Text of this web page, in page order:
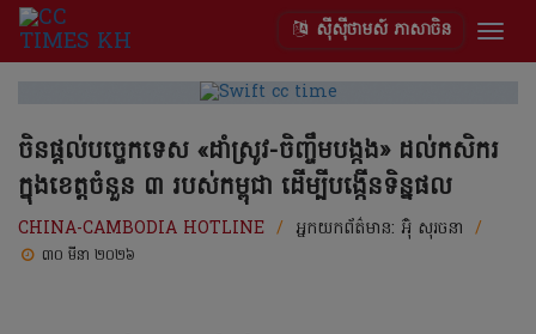
ស៊ីស៊ីថាមស៍ ភាសាចិន
ចិនផ្ដល់បច្ចេកទេស «ដាំស្រូវ-ចិញ្ចឹមបង្កង» ដល់កសិករ
ក្នុងខេត្តចំនួន ៣ របស់កម្ពុជា ដើម្បីបង្កើនទិន្នផល
CHINA-CAMBODIA HOTLINE / អ្នកយកព័ត៌មាន: អ៊ុំ សុរចនា /
៣០ មីនា ២០២៦